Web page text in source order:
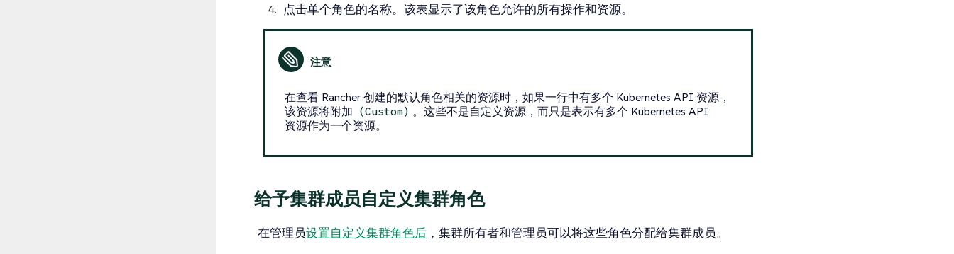
点击单个角色的名称。该表显示了该角色允许的所有操作和资源。
在查看 Rancher 创建的默认角色相关的资源时，如果一行中有多个 Kubernetes API 资源，
该资源将附加 (Custom) 。这些不是自定义资源，而只是表示有多个 Kubernetes API
资源作为一个资源。
给予集群成员自定义集群角色
在管理员设置自定义集群角色后，集群所有者和管理员可以将这些角色分配给集群成员。